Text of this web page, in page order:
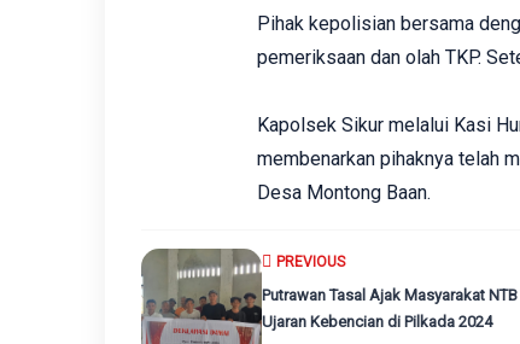
Pihak kepolisian bersama
pemeriksaan dan olah TKP.
Kapolsek Sikur melalui Kasi
membenarkan pihaknya telah
Desa Montong Baan.
PREVIOUS
Putrawan Tasal Ajak Masyarakat
Ujaran Kebencian di Pilkada 2024